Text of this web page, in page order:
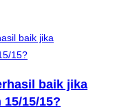
baik jika
15/15?